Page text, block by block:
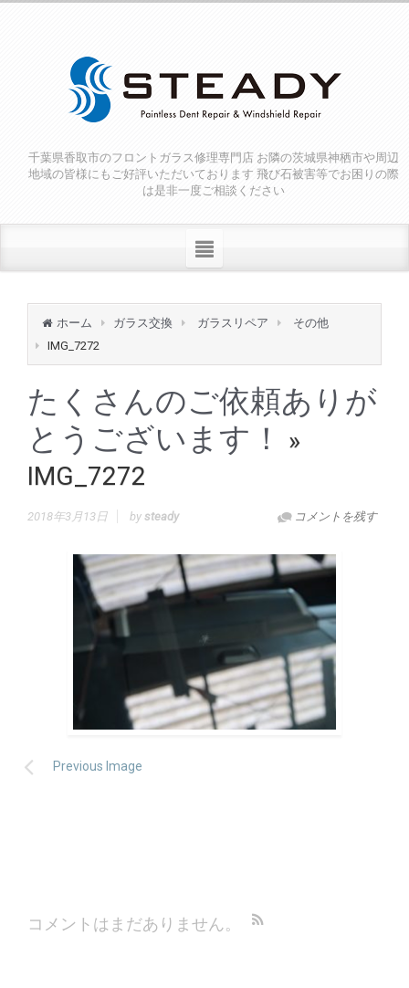
千葉県香取市のフロントガラス修理専門店 お隣の茨城県神栖市や周辺
地域の皆様にもご好評いただいております 飛び石被害等でお困りの際
は是非一度ご相談ください
ホーム ガラス交換 ガラスリペア
その他
IMG_7272
たくさんのご依頼ありが
とうございます！
»
IMG_7272
2018年3月13日 コメントを残す
by steady
Previous Image
コメントはまだありません。